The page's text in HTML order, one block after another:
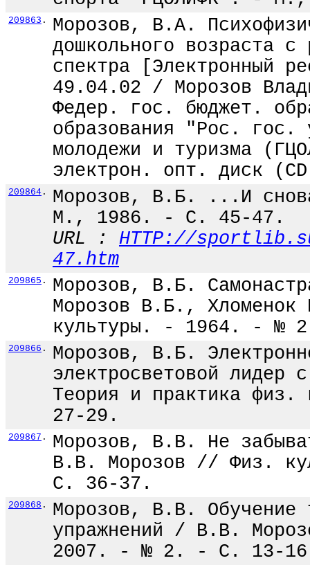
209863 .
Морозов, В.А.
дошкольного возраста с
спектра [Электронный
49.04.02 / Морозов
Федер. гос. бюджет.
образования "Рос.
молодежи и туризма
электрон. опт. диск
209864 .
Морозов, В.Б. ...И
М., 1986. - С. 45-47.
URL : HTTP://
47.htm
209865 .
Морозов, В.Б.
Морозов В.Б.,
культуры. - 1964. - №
209866 .
Морозов, В.Б.
электросветовой лидер
Теория и практика
27-29.
209867 .
Морозов, В.В. Не
В.В. Морозов // Физ.
С. 36-37.
209868 .
Морозов, В.В. Обучение
упражнений / В.В.
2007. - № 2. - С. 13-